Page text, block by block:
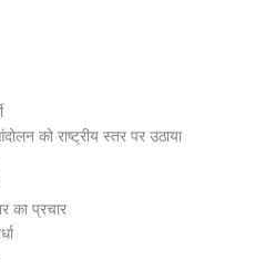
को राष्ट्रीय स्तर पर उठाया
का प्रचार